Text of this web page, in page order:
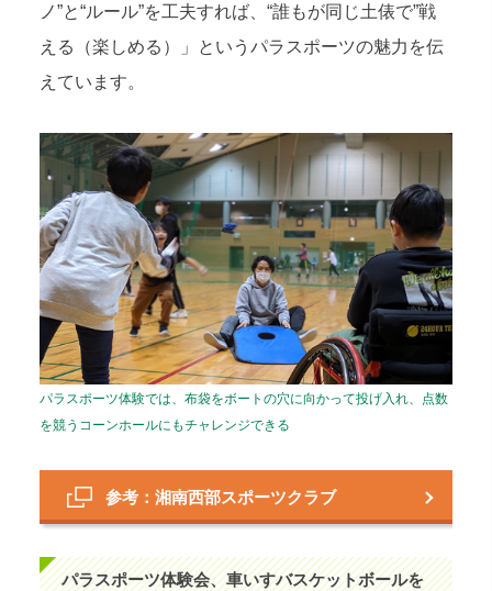
ノ”と“ルール”を工夫すれば、“誰もが同じ土俵で”戦
える（楽しめる）」というパラスポーツの魅力を伝
えています。
パラスポーツ体験では、布袋をボートの穴に向かって投げ入れ、点数
を競うコーンホールにもチャレンジできる
参考：湘南西部スポーツクラブ
パラスポーツ体験会、車いすバスケットボールを